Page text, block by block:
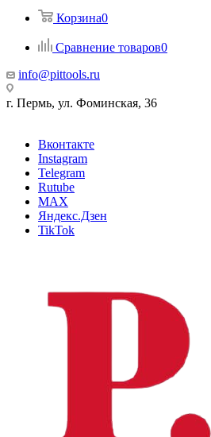
Корзина0
Сравнение товаров0
info@pittools.ru
г. Пермь, ул. Фоминская, 36
Вконтакте
Instagram
Telegram
Rutube
MAX
Яндекс.Дзен
TikTok